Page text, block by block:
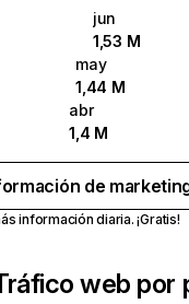
jun
1,53 M
may
1,44 M
abr
1,4 M
de
información diaria. ¡Gratis!
web por